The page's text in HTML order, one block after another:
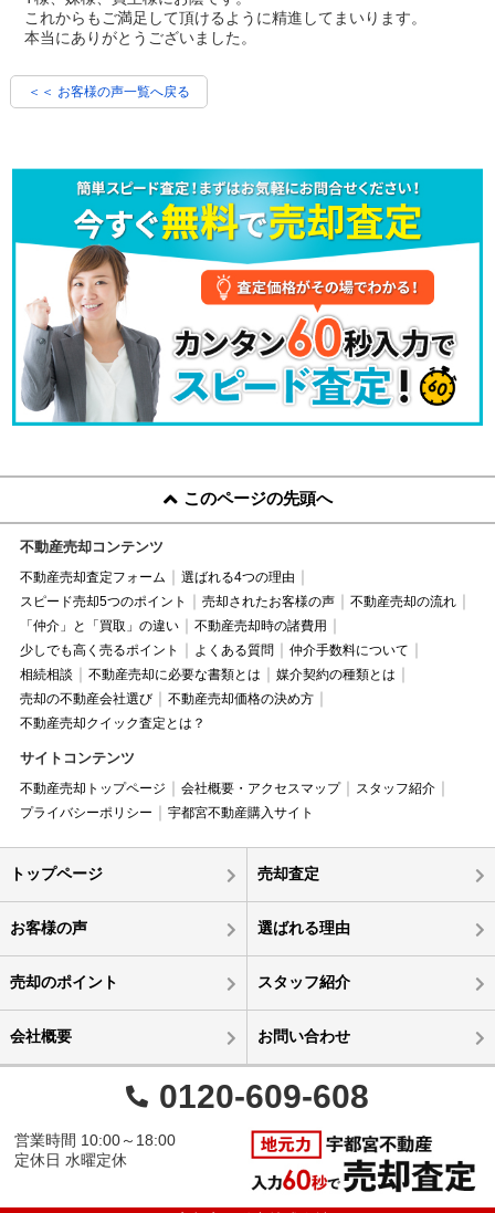
これからもご満足して頂けるように精進してまいります。
本当にありがとうございました。
＜＜ お客様の声一覧へ戻る
このページの先頭へ
不動産売却コンテンツ
不動産売却査定フォーム
選ばれる4つの理由
スピード売却5つのポイント
売却されたお客様の声
不動産売却の流れ
「仲介」と「買取」の違い
不動産売却時の諸費用
少しでも高く売るポイント
よくある質問
仲介手数料について
相続相談
不動産売却に必要な書類とは
媒介契約の種類とは
売却の不動産会社選び
不動産売却価格の決め方
不動産売却クイック査定とは？
サイトコンテンツ
不動産売却トップページ 会社概要・アクセスマップ
スタッフ紹介
プライバシーポリシー
宇都宮不動産購入サイト
トップページ 売却査定
お客様の声 選ばれる理由
売却のポイント スタッフ紹介
会社概要 お問い合わせ
0120-609-608
営業時間 10:00～18:00
定休日 水曜定休